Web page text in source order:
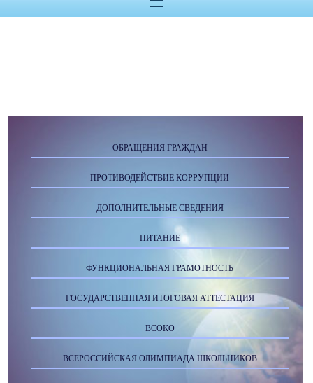
ОБРАЩЕНИЯ ГРАЖДАН
ПРОТИВОДЕЙСТВИЕ КОРРУПЦИИ
ДОПОЛНИТЕЛЬНЫЕ СВЕДЕНИЯ
ПИТАНИЕ
ФУНКЦИОНАЛЬНАЯ ГРАМОТНОСТЬ
ГОСУДАРСТВЕННАЯ ИТОГОВАЯ АТТЕСТАЦИЯ
ВСОКО
ВСЕРОССИЙСКАЯ ОЛИМПИАДА ШКОЛЬНИКОВ